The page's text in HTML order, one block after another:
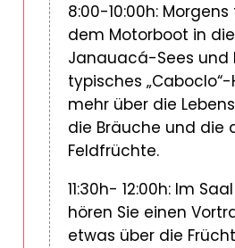
8:00-10:00h:
dem Motorboot in
Janauacá-Sees und
typisches „Caboclo“-
mehr über die
die Bräuche und die
Feldfrüchte.
11:30h- 12:00h: Im
hören Sie einen
etwas über die